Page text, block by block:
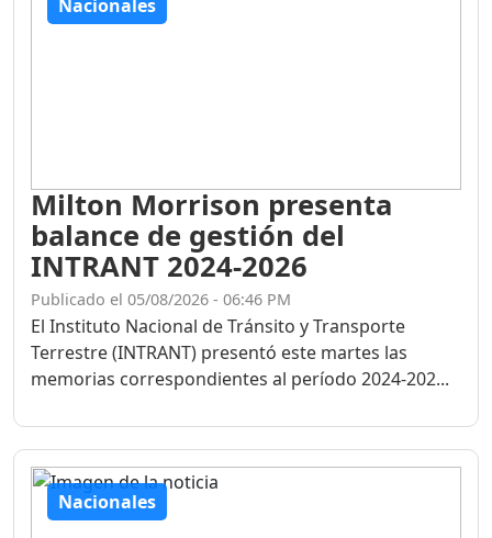
Nacionales
Milton Morrison presenta
balance de gestión del
INTRANT 2024-2026
Publicado el 05/08/2026 - 06:46 PM
El Instituto Nacional de Tránsito y Transporte
Terrestre (INTRANT) presentó este martes las
memorias correspondientes al período 2024-202...
Nacionales